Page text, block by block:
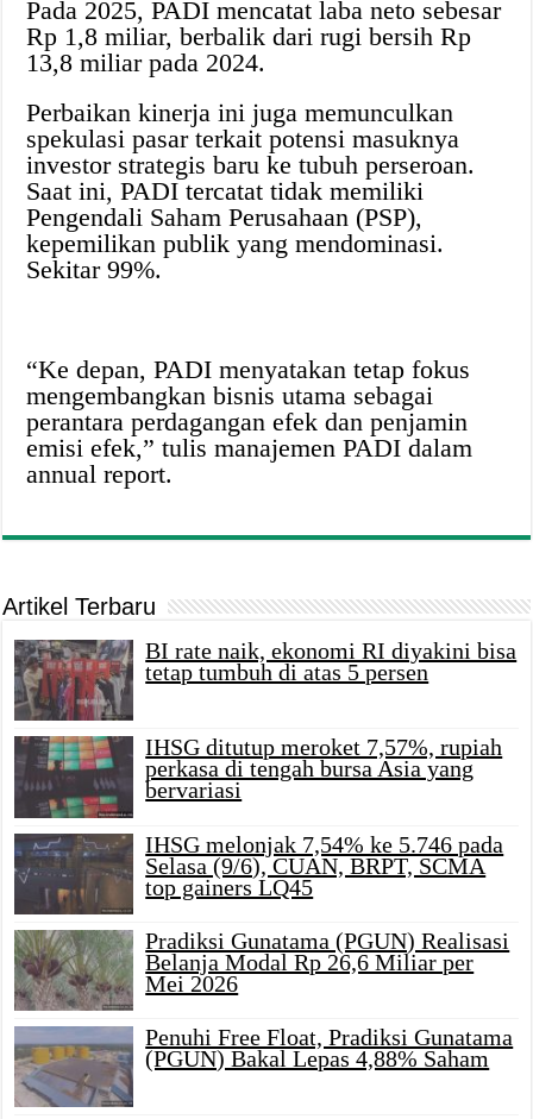
Pada 2025, PADI mencatat laba neto sebesar
Rp 1,8 miliar, berbalik dari rugi bersih Rp
13,8 miliar pada 2024.
Perbaikan kinerja ini juga memunculkan
spekulasi pasar terkait potensi masuknya
investor strategis baru ke tubuh perseroan.
Saat ini, PADI tercatat tidak memiliki
Pengendali Saham Perusahaan (PSP),
kepemilikan publik yang mendominasi.
Sekitar 99%.
“Ke depan, PADI menyatakan tetap fokus
mengembangkan bisnis utama sebagai
perantara perdagangan efek dan penjamin
emisi efek,” tulis manajemen PADI dalam
annual report.
Artikel Terbaru
BI rate naik, ekonomi RI diyakini bisa
tetap tumbuh di atas 5 persen
IHSG ditutup meroket 7,57%, rupiah
perkasa di tengah bursa Asia yang
bervariasi
IHSG melonjak 7,54% ke 5.746 pada
Selasa (9/6), CUAN, BRPT, SCMA
top gainers LQ45
Pradiksi Gunatama (PGUN) Realisasi
Belanja Modal Rp 26,6 Miliar per
Mei 2026
Penuhi Free Float, Pradiksi Gunatama
(PGUN) Bakal Lepas 4,88% Saham